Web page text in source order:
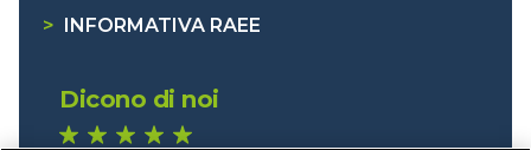
> INFORMATIVA RAEE
Dicono di noi